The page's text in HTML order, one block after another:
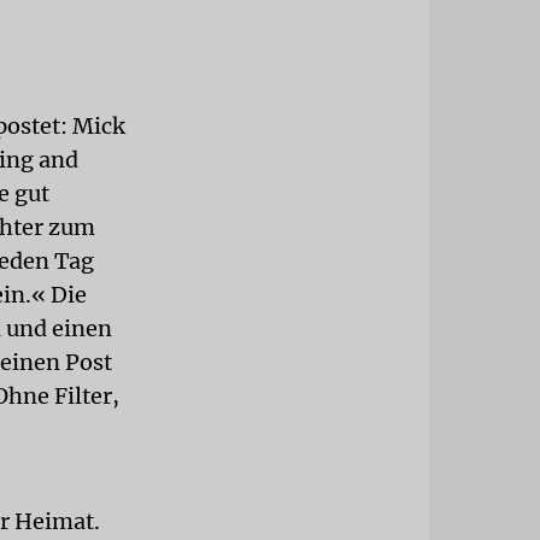
Mick
and
gut
zum
Tag
Die
einen
Post
Filter,
Heimat.